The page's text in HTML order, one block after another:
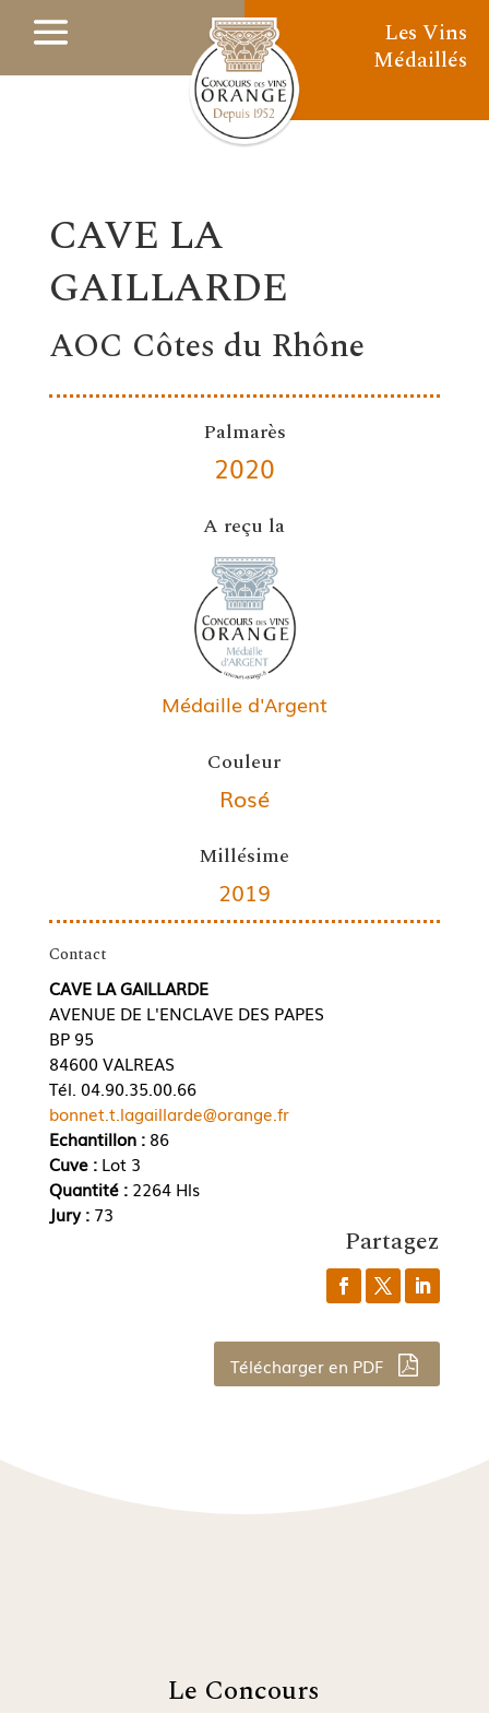
Les Vins
Médaillés
CAVE LA
GAILLARDE
AOC Côtes du Rhône
Palmarès
2020
A reçu la
Médaille d'Argent
Couleur
Rosé
Millésime
2019
Contact
CAVE LA GAILLARDE
AVENUE DE L'ENCLAVE DES PAPES
BP 95
84600 VALREAS
Tél. 04.90.35.00.66
bonnet.t.lagaillarde@orange.fr
Echantillon :86
Cuve : Lot 3
Quantité : 2264 Hls
Jury : 73
Partagez
Télécharger en PDF
Le Concours